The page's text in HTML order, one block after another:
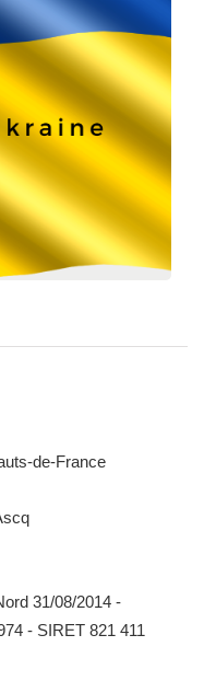
de-France
31/08/2014 -
- SIRET 821 411